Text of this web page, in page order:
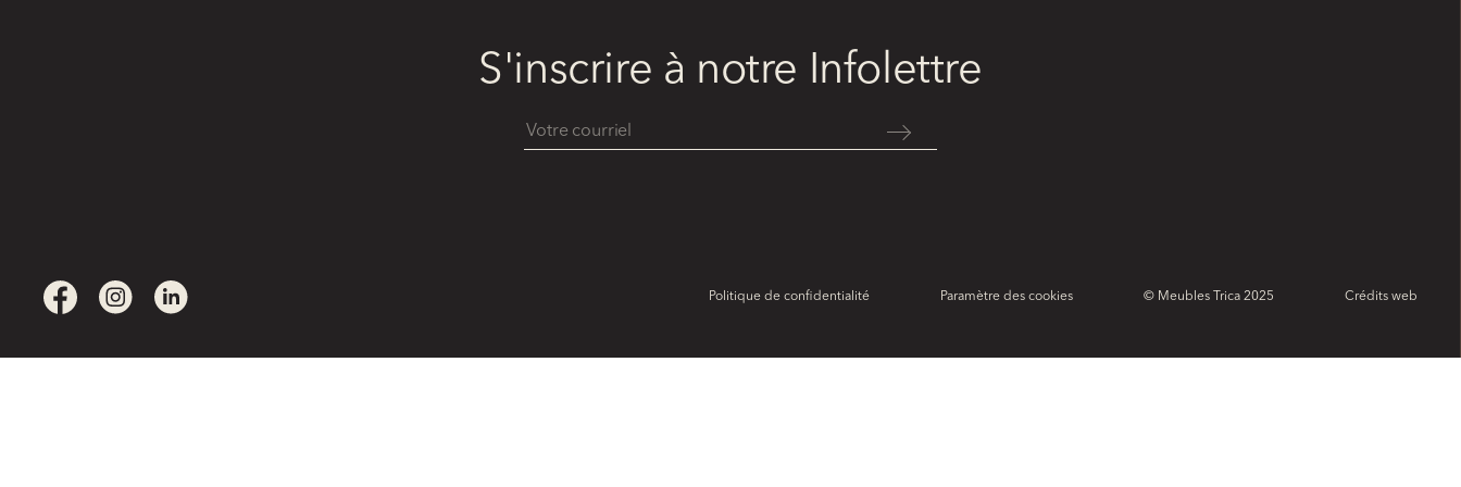
S'inscrire à notre Infolettre
Politique de confidentialité Paramètre des cookies © Meubles Trica 2025 Crédits web